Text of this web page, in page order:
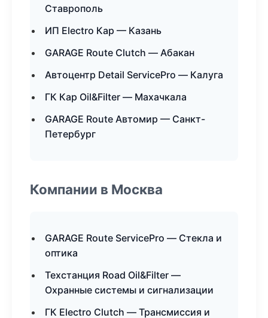
Ставрополь
ИП Electro Кар — Казань
GARAGE Route Clutch — Абакан
Автоцентр Detail ServicePro — Калуга
ГК Кар Oil&Filter — Махачкала
GARAGE Route Автомир — Санкт-
Петербург
Компании в Москва
GARAGE Route ServicePro — Стекла и
оптика
Техстанция Road Oil&Filter —
Охранные системы и сигнализации
ГК Electro Clutch — Трансмиссия и